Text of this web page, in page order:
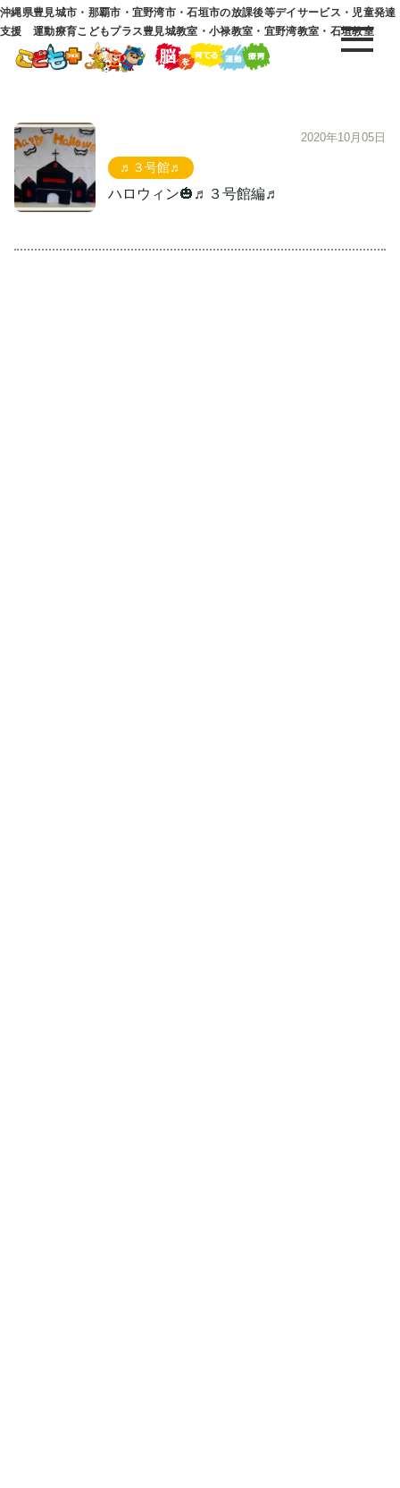
沖縄県豊見城市・那覇市・宜野湾市・石垣市の放課後等デイサービス・児童発達
支援 運動療育こどもプラス豊見城教室・小禄教室・宜野湾教室・石垣教室
♬３号館♬
ハロウィン🎃♬３号館編♬
2020年10月05日